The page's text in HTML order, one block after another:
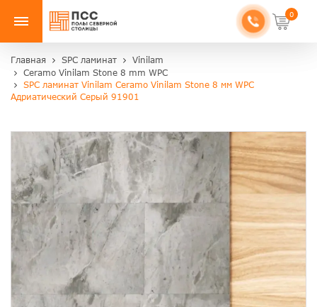
0
Главная SPC ламинат
Vinilam
Ceramo Vinilam Stone 8 mm WPC
SPC ламинат Vinilam Ceramo Vinilam Stone 8 мм WPC
Адриатический Серый 91901